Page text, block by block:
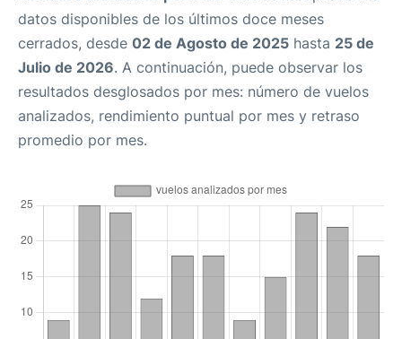
datos disponibles de los últimos doce meses
cerrados, desde 02 de Agosto de 2025 hasta 25 de
Julio de 2026. A continuación, puede observar los
resultados desglosados por mes: número de vuelos
analizados, rendimiento puntual por mes y retraso
promedio por mes.